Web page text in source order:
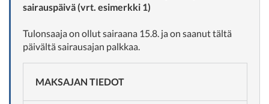
sairauspäivä (vrt. esimerkki 1)
Tulonsaaja on ollut sairaana 15.8. ja on saanut tältä
päivältä sairausajan palkkaa.
MAKSAJAN TIEDOT